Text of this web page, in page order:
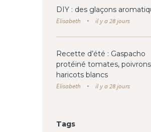
DIY : des glaçons
Elisabeth il y a 28 jours
Recette d’été : Gaspacho
protéiné tomates,
haricots blancs
Elisabeth il y a 28 jours
Tags